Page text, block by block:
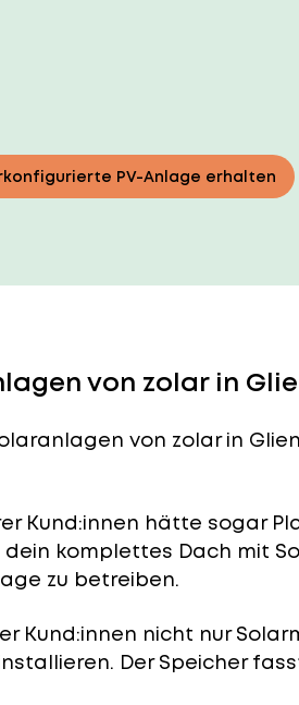
PV-Anlage erhalten
von zolar in
von zolar in
Kund:innen hätte sogar
komplettes Dach mit
zu betreiben.
Kund:innen nicht nur
Der Speicher